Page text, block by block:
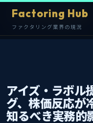
Factoring Hub
ファクタリング業界の現況
Factoring Hub
ファクタリング業界の現況
アイズ・ラボル
グ、株価反応が
知るべき実務的